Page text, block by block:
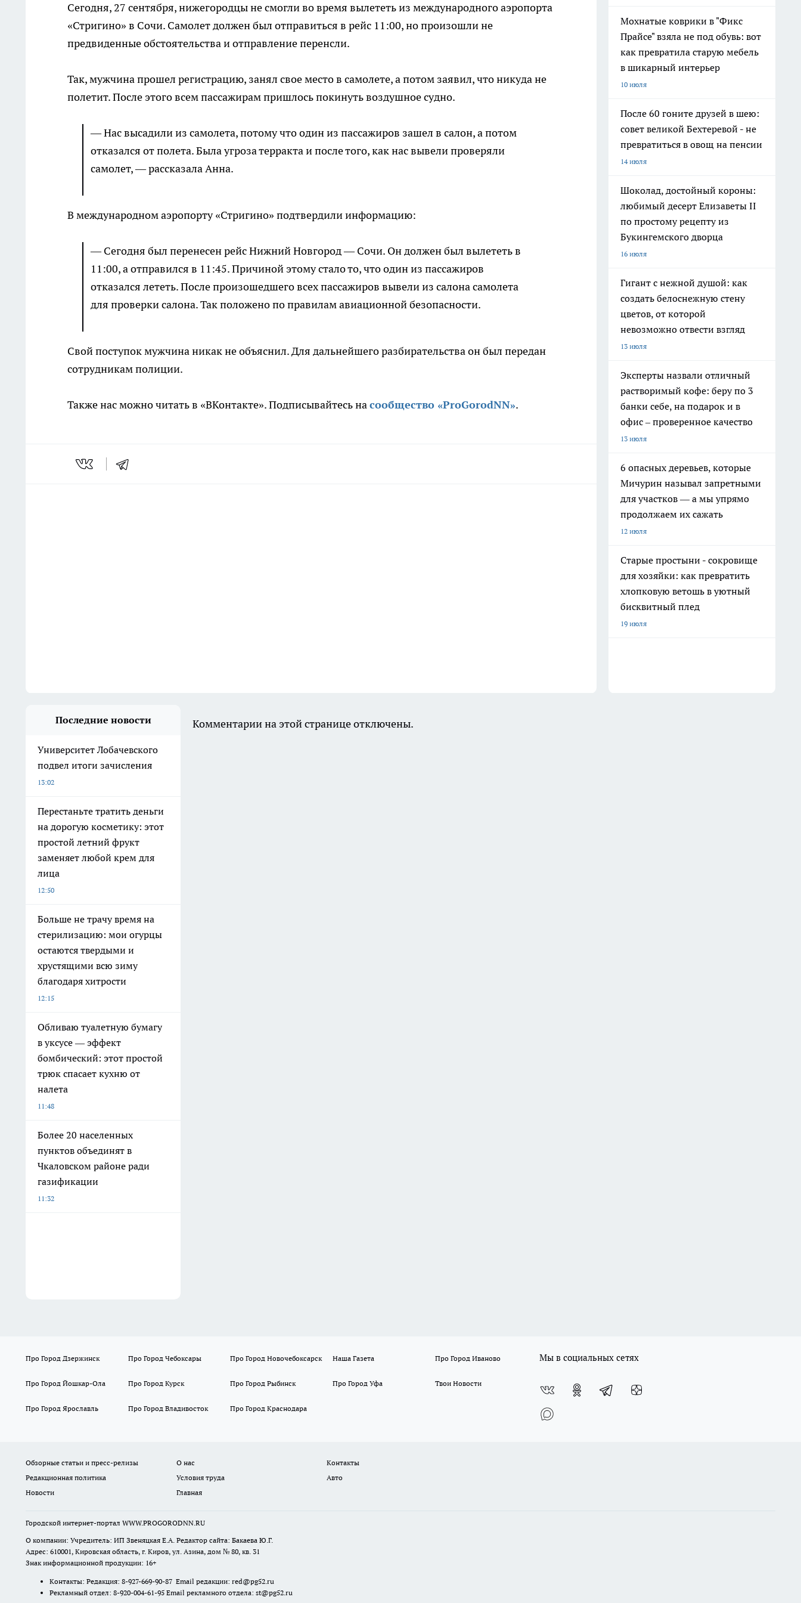
Сегодня, 27 сентября, нижегородцы не смогли во время вылететь из международного аэропорта
«Стригино» в Сочи. Самолет должен был отправиться в рейс 11:00, но произошли не
предвиденные обстоятельства и отправление перенсли.
Так, мужчина прошел регистрацию, занял свое место в самолете, а потом заявил, что никуда не
полетит. После этого всем пассажирам пришлось покинуть воздушное судно.
— Нас высадили из самолета, потому что один из пассажиров зашел в салон, а потом
отказался от полета. Была угроза терракта и после того, как нас вывели проверяли
самолет, — рассказала Анна.
В международном аэропорту «Стригино» подтвердили информацию:
— Сегодня был перенесен рейс Нижний Новгород — Сочи. Он должен был вылететь в
11:00, а отправился в 11:45. Причиной этому стало то, что один из пассажиров
отказался лететь. После произошедшего всех пассажиров вывели из салона самолета
для проверки салона. Так положено по правилам авиационной безопасности.
Свой поступок мужчина никак не объяснил. Для дальнейшего разбирательства он был передан
сотрудникам полиции.
Также нас можно читать в «ВКонтакте». Подписывайтесь насообщество «ProGorodNN».
Мохнатые коврики в "Фикс
Прайсе" взяла не под обувь: вот
как превратила старую мебель
в шикарный интерьер
10 июля
После 60 гоните друзей в шею:
совет великой Бехтеревой - не
превратиться в овощ на пенсии
14 июля
Шоколад, достойный короны:
любимый десерт Елизаветы II
по простому рецепту из
Букингемского дворца
16 июля
Гигант с нежной душой: как
создать белоснежную стену
цветов, от которой
невозможно отвести взгляд
13 июля
Эксперты назвали отличный
растворимый кофе: беру по 3
банки себе, на подарок и в
офис – проверенное качество
13 июля
6 опасных деревьев, которые
Мичурин называл запретными
для участков — а мы упрямо
продолжаем их сажать
12 июля
Старые простыни - сокровище
для хозяйки: как превратить
хлопковую ветошь в уютный
бисквитный плед
19 июля
Последние новости
Университет Лобачевского
подвел итоги зачисления
13:02
Перестаньте тратить деньги
на дорогую косметику: этот
простой летний фрукт
заменяет любой крем для
лица
12:50
Больше не трачу время на
стерилизацию: мои огурцы
остаются твердыми и
хрустящими всю зиму
благодаря хитрости
12:15
Обливаю туалетную бумагу
в уксусе — эффект
бомбический: этот простой
трюк спасает кухню от
налета
11:48
Более 20 населенных
пунктов объединят в
Чкаловском районе ради
газификации
11:32
Комментарии на этой странице отключены.
Про Город Дзержинск Про Город Чебоксары Про Город Новочебоксарск Наша Газета Про Город Иваново
Про Город Йошкар-Ола Про Город Курск Про Город Рыбинск Про Город Уфа Твои Новости
Про Город Ярославль Про Город Владивосток Про Город Краснодара
Мы в социальных сетях
Обзорные статьи и пресс-релизы О нас
Контакты
Редакционная политика
Условия труда
Авто
Новости
Главная
Городской интернет-портал WWW.PROGORODNN.RU
О компании: Учредитель: ИП Звеняцкая Е.А. Редактор сайта: Бакаева Ю.Г.
Адрес: 610001, Кировская область, г. Киров, ул. Азина, дом № 80, кв. 31
Знак информационной продукции: 16+
Контакты: Редакция: 8-927-669-90-87 Email редакции: red@pg52.ru
Рекламный отдел: 8-920-004-61-95 Email рекламного отдела: st@pg52.ru